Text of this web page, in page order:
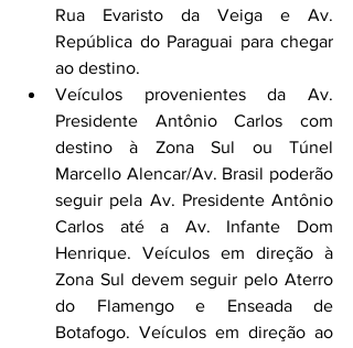
Rua Evaristo da Veiga e Av.
República do Paraguai para chegar
ao destino.
Veículos provenientes da Av.
Presidente Antônio Carlos com
destino à Zona Sul ou Túnel
Marcello Alencar/Av. Brasil poderão
seguir pela Av. Presidente Antônio
Carlos até a Av. Infante Dom
Henrique. Veículos em direção à
Zona Sul devem seguir pelo Aterro
do Flamengo e Enseada de
Botafogo. Veículos em direção ao